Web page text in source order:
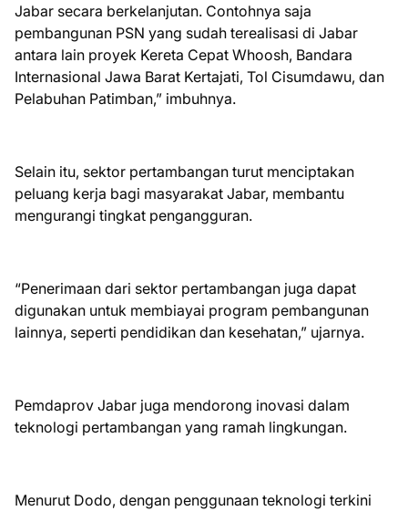
Jabar secara berkelanjutan. Contohnya saja
pembangunan PSN yang sudah terealisasi di Jabar
antara lain proyek Kereta Cepat Whoosh, Bandara
Internasional Jawa Barat Kertajati, Tol Cisumdawu, dan
Pelabuhan Patimban,” imbuhnya.
Selain itu, sektor pertambangan turut menciptakan
peluang kerja bagi masyarakat Jabar, membantu
mengurangi tingkat pengangguran.
“Penerimaan dari sektor pertambangan juga dapat
digunakan untuk membiayai program pembangunan
lainnya, seperti pendidikan dan kesehatan,” ujarnya.
Pemdaprov Jabar juga mendorong inovasi dalam
teknologi pertambangan yang ramah lingkungan.
Menurut Dodo, dengan penggunaan teknologi terkini